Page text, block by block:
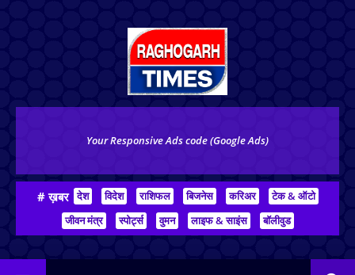
Your Responsive Ads code (Google Ads)
# ख़बर देश विदेश राशिफल बिजनेस करिअर
टेक & ऑटो
जीवन मंत्र
स्पोर्ट्स वुमन लाइफ & साइंस बॉलीवुड